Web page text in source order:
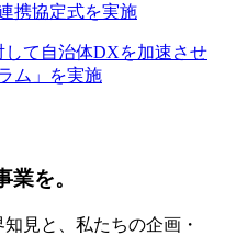
携協定式を実施
して自治体DXを加速させ
ム」を実施
を。
見と、私たちの企画・